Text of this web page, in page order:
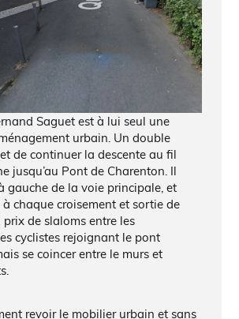
Saguet est à lui seul une
urbain. Un double
de continuer la descente au fil
jusqu’au Pont de Charenton. Il
gauche de la voie principale, et
à chaque croisement et sortie de
de slaloms entre les
cyclistes rejoignant le pont
se coincer entre le murs et
revoir le mobilier urbain et sans